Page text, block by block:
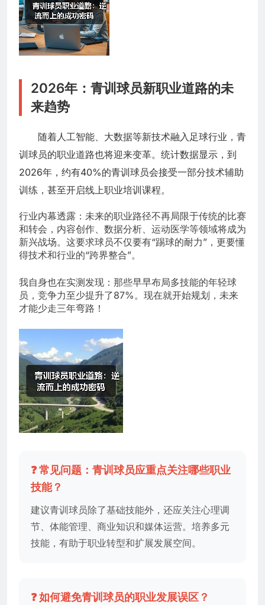
2026年：青训球员新职业道路的未
来趋势
随着人工智能、大数据等新技术融入足球行业，青
训球员的职业道路也将迎来变革。统计数据显示，到
2026年，约有40%的青训球员会接受一部分技术辅助
训练，甚至开启线上职业培训课程。
行业内幕透露：未来的职业路径不再局限于传统的比赛
和转会，内容创作、数据分析、运动医学等领域将成为
新兴战场。这要求球员不仅要有“踢球的耐力”，更要懂
得技术和行业的“跨界整合”。
我自身也在实测发现：那些早早布局多技能的年轻球
员，竞争力至少提升了87%。现在就开始规划，未来
才能少走三年弯路！
❓ 常见问题：青训球员应重点关注哪些职业
技能？
建议青训球员除了基础技能外，还应关注心理调
节、体能管理、商业知识和媒体运营。培养多元
技能，有助于职业转型和扩展发展空间。
❓ 如何避免青训球员的职业发展误区？